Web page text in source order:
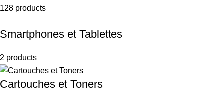
128 products
Smartphones et Tablettes
2 products
Cartouches et Toners